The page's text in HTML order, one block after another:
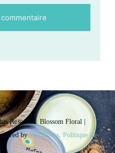
Reserved.Blossom Floral |
byWordPress. Politique de